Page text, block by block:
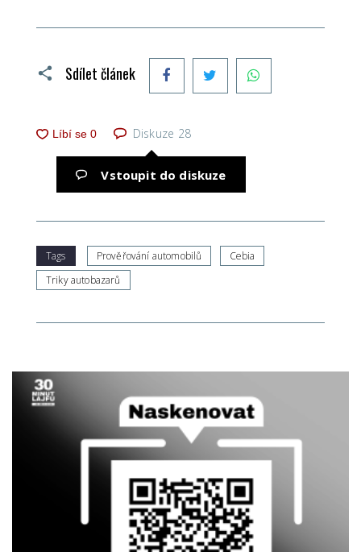
Sdílet článek FacebookTwitter
Diskuze 28
Vstoupit do diskuze
Tags Prověřování automobilů
Cebia
Triky autobazarů